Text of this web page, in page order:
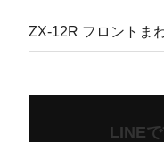
ZX-12R フロントま
LINE